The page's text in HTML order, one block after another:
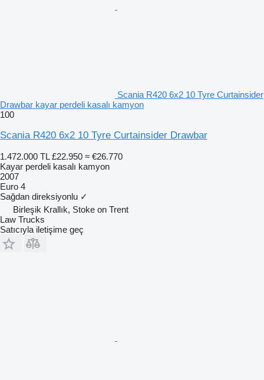
Scania R420 6x2 10 Tyre Curtainsider
Drawbar kayar perdeli kasalı kamyon
100
Scania R420 6x2 10 Tyre Curtainsider Drawbar
1.472.000 TL £22.950 ≈ €26.770
Kayar perdeli kasalı kamyon
2007
Euro 4
Sağdan direksiyonlu ✓
Birleşik Krallık, Stoke on Trent
Law Trucks
Satıcıyla iletişime geç